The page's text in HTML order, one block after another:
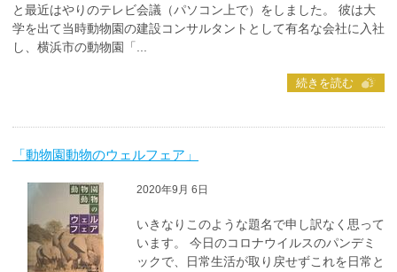
と最近はやりのテレビ会議（パソコン上で）をしました。 彼は大
学を出て当時動物園の建設コンサルタントとして有名な会社に入社
し、横浜市の動物園「...
続きを読む
「動物園動物のウェルフェア」
2020年9月 6日
いきなりこのような題名で申し訳なく思って
います。 今日のコロナウイルスのパンデミ
ックで、日常生活が取り戻せずこれを日常と